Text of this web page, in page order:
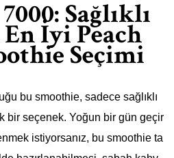
Sağlıklı
İyi Peach
Seçimi
bu smoothie, sadece sağlıklı
bir seçenek. Yoğun bir gün geçir
istiyorsanız, bu smoothie ta